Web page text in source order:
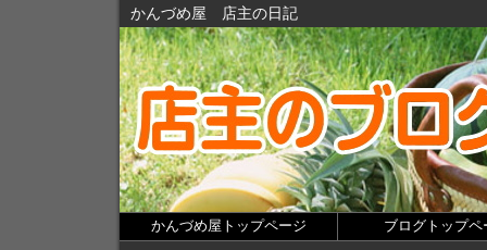
かんづめ屋 店主の日記
かんづめ屋トップページ ブログトップペ